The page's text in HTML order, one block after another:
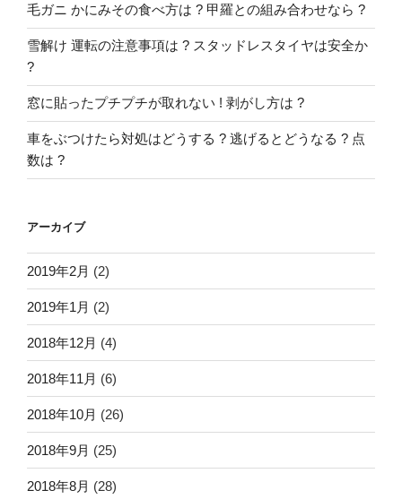
毛ガニ かにみその食べ方は ? 甲羅との組み合わせなら ?
雪解け 運転の注意事項は ? スタッドレスタイヤは安全か
?
窓に貼ったプチプチが取れない ! 剥がし方は ?
車をぶつけたら対処はどうする ? 逃げるとどうなる ? 点
数は ?
アーカイブ
2019年2月 (2)
2019年1月 (2)
2018年12月 (4)
2018年11月 (6)
2018年10月 (26)
2018年9月 (25)
2018年8月 (28)